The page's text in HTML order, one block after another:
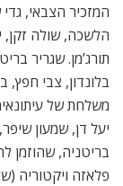
המזכיר הצבאי,
הלשכה, שולה זקן,
תורג’מן. שגריר
בלונדון, צבי
משלחת של
יעל דן, שמעון
בריטניה, שהוזמן
פלאזה ויקטוריה